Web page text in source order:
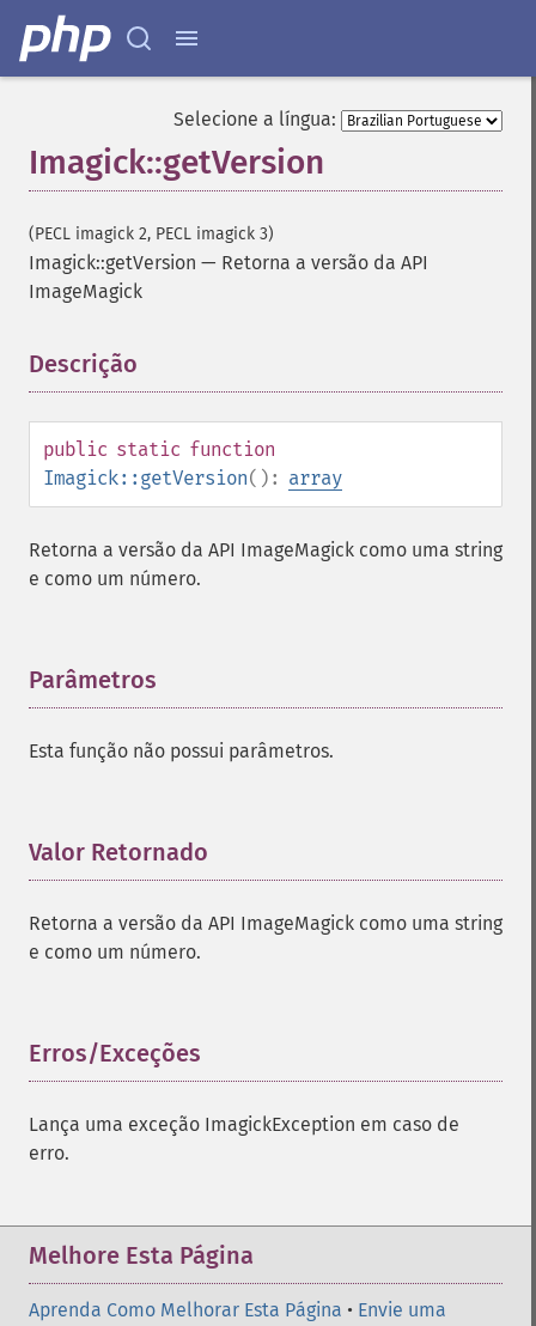
Selecione a língua:
Imagick::getVersion
(PECL imagick 2, PECL imagick 3)
Imagick::getVersion — Retorna a versão da API
ImageMagick
Descrição
public static function
Imagick::getVersion(): array
Retorna a versão da API ImageMagick como uma string
e como um número.
Parâmetros
Esta função não possui parâmetros.
Valor Retornado
Retorna a versão da API ImageMagick como uma string
e como um número.
Erros/Exceções
Lança uma exceção ImagickException em caso de
erro.
Melhore Esta Página
Aprenda Como Melhorar Esta Página • Envie uma